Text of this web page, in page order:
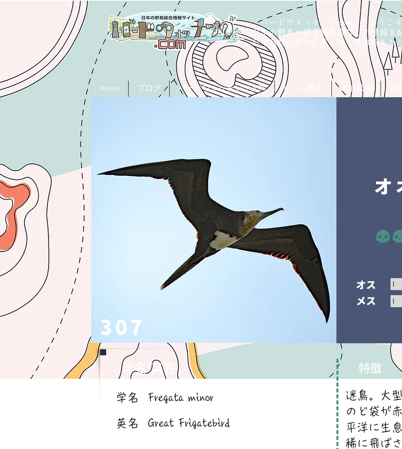
「バードウォッチング.com」へようこ
日本の野鳥の観察難易度などの情報を
​日本鳥類目録改訂第７版と第８版をカ
Home ブログ バードウォッチング入門 レベル検索 名前検索
307
オ
平均評価 5
オス
メス
学名/英名
学名 Fregata minor
英名 Great Frigatebird
特徴
迷鳥。大
のど袋が
平洋に生
稀に飛ば